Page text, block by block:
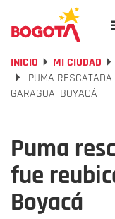
INICIO MI CIUDAD
PUMA
GARAGOA, BOYACÁ
Puma
fue
Boyacá